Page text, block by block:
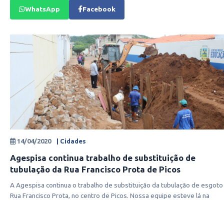
WhatsApp Facebook
14/04/2020 | Cidades
Agespisa continua trabalho de substituição de
tubulação da Rua Francisco Prota de Picos
A Agespisa continua o trabalho de substituição da tubulação de esgoto
Rua Francisco Prota, no centro de Picos. Nossa equipe esteve lá na